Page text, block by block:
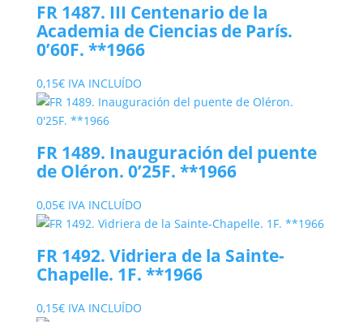
FR 1487. III Centenario de la
Academia de Ciencias de París.
0’60F. **1966
0,15€ IVA INCLUÍDO
FR 1489. Inauguración del puente
de Oléron. 0’25F. **1966
0,05€ IVA INCLUÍDO
FR 1492. Vidriera de la Sainte-
Chapelle. 1F. **1966
0,15€ IVA INCLUÍDO